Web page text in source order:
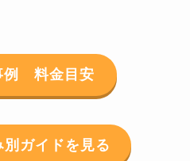
例 料金目安
ガイドを見る